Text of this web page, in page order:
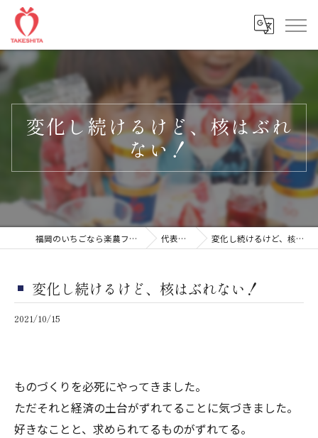
変化し続けるけど、核はぶれ
ない！
福岡のいちごなら楽農ファームたけした 代表ブログ 変化し続けるけど、核はぶれない！
変化し続けるけど、核はぶれない！
2021/10/15
ものづくりを必死にやってきました。
ただそれと経済の土台がずれてることに気づきました。
好きなことと、求められてるものがずれてる。